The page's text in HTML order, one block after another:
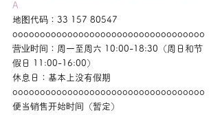
A
地图代码：33 157 80547
ooooooooooooooooooooooooooooooooooo
营业时间：周一至周六 10:00-18:30（周日和节
假日 11:00-16:00）
休息日：基本上没有假期
ooooooooooooooooooooooooooooooooooo
便当销售开始时间（暂定）